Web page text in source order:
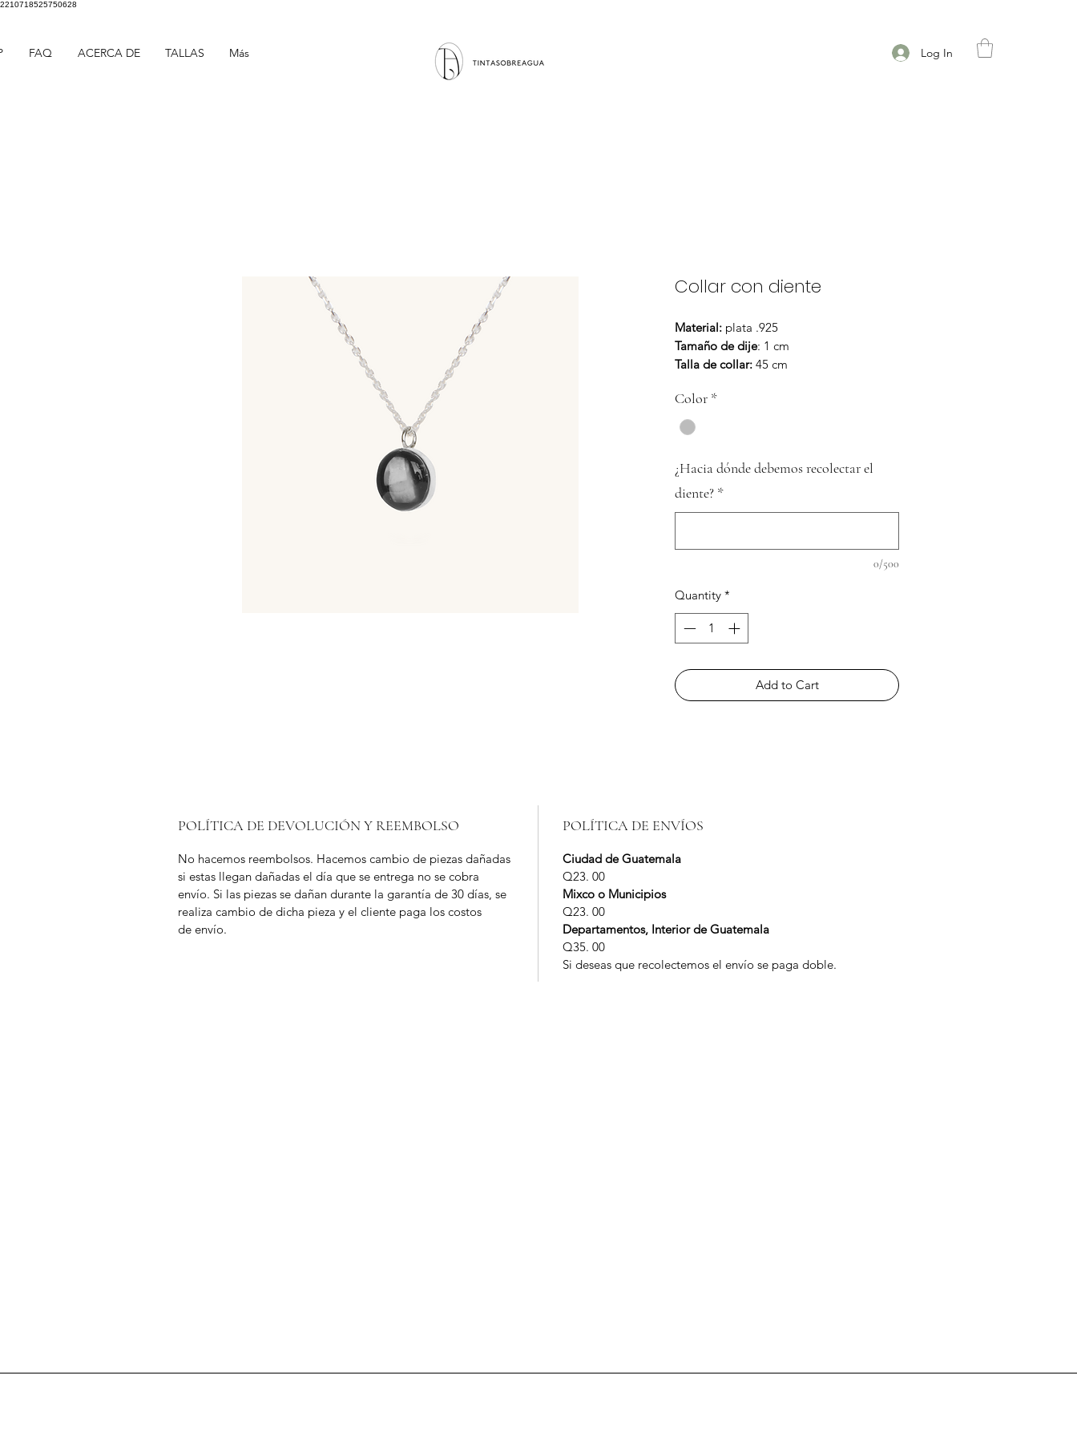
2210718525750628
Log In
FAQ ACERCA DE TALLAS Más
Collar con diente
Material: plata .925
Tamaño de dije: 1 cm
Talla de collar: 45 cm
Color *
¿Hacia dónde debemos recolectar el
diente? *
0/500
Quantity *
Add to Cart
POLÍTICA DE DEVOLUCIÓN Y REEMBOLSO
No hacemos reembolsos. Hacemos cambio de piezas dañadas
si estas llegan dañadas el día que se entrega no se cobra
envío. Si las piezas se dañan durante la garantía de 30 días, se
realiza cambio de dicha pieza y el cliente paga los costos
de envío.
POLÍTICA DE ENVÍOS
Ciudad de Guatemala
Q23. 00
Mixco o Municipios
Q23. 00
Departamentos, Interior de Guatemala
Q35. 00
Si deseas que recolectemos el envío se paga doble.